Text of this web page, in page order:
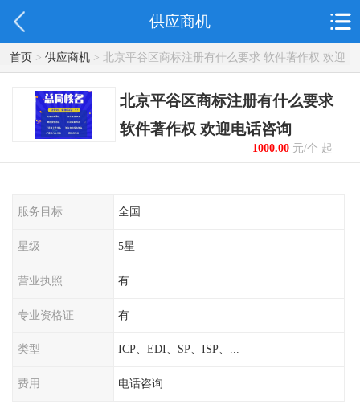
供应商机
首页> 供应商机> 北京平谷区商标注册有什么要求 软件著作权 欢迎
电话咨询
北京平谷区商标注册有什么要求
软件著作权 欢迎电话咨询
1000.00元/个 起
服务目标 全国
星级 5星
营业执照 有
专业资格证 有
类型 ICP、EDI、SP、ISP、...
费用 电话咨询